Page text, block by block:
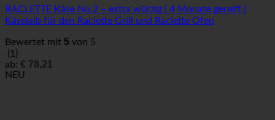
RACLETTE Käse No.2 – extra würzig | 4 Monate gereift |
Käselaib für den Raclette Grill und Raclette Ofen
Bewertet mit 5 von 5
(1)
ab: € 78,21
NEU